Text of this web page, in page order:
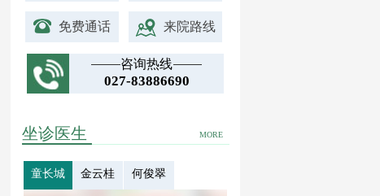
免费通话 来院路线
咨询热线
027-83886690
MORE
坐诊医生
童长城 金云桂 何俊翠